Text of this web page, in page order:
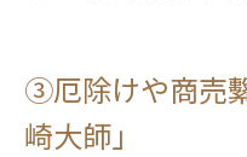
③厄除けや商売
崎大師」